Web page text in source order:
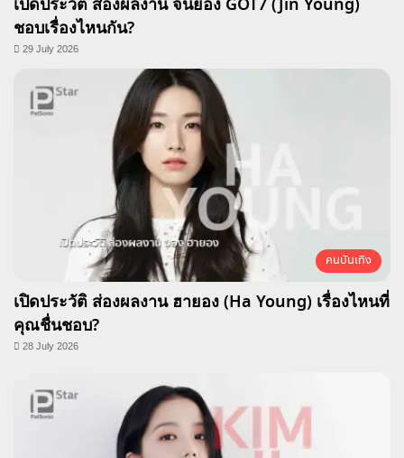
ชอบเรื่องไหนกัน?
29 July 2026
คนบันเทิง
เปิดประวัติ ส่องผลงาน ฮายอง (Ha Young) เรื่องไหนที่
คุณชื่นชอบ?
28 July 2026